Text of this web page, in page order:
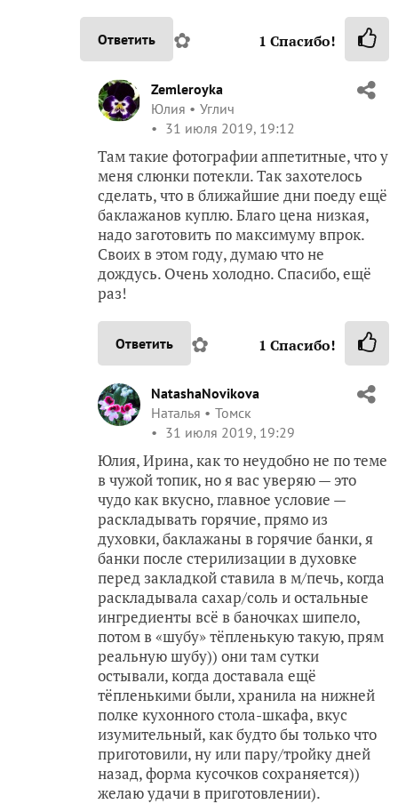
Ответить ✿ 1 Спасибо!
Zemleroyka
Юлия
Углич
31 июля 2019, 19:12
Там такие фотографии аппетитные, что у
меня слюнки потекли. Так захотелось
сделать, что в ближайшие дни поеду ещё
баклажанов куплю. Благо цена низкая,
надо заготовить по максимуму впрок.
Своих в этом году, думаю что не
дождусь. Очень холодно. Спасибо, ещё
раз!
Ответить ✿ 1 Спасибо!
NatashaNovikova
Наталья
Томск
31 июля 2019, 19:29
Юлия, Ирина, как то неудобно не по теме
в чужой топик, но я вас уверяю — это
чудо как вкусно, главное условие —
раскладывать горячие, прямо из
духовки, баклажаны в горячие банки, я
банки после стерилизации в духовке
перед закладкой ставила в м/печь, когда
раскладывала сахар/соль и остальные
ингредиенты всё в баночках шипело,
потом в «шубу» тёпленькую такую, прям
реальную шубу)) они там сутки
остывали, когда доставала ещё
тёпленькими были, хранила на нижней
полке кухонного стола-шкафа, вкус
изумительный, как будто бы только что
приготовили, ну или пару/тройку дней
назад, форма кусочков сохраняется))
желаю удачи в приготовлении).